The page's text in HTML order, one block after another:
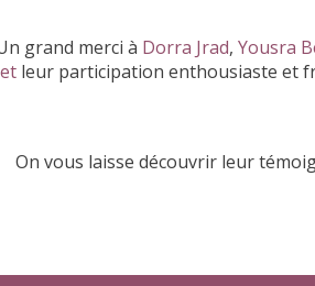
grand merci à Dorra Jrad,Yousra
leur participation enthousiaste et
On vous laisse découvrir leur